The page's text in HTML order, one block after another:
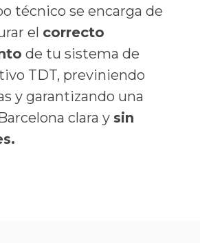
técnico se encarga de
el correcto
de tu sistema de
TDT, previniendo
y garantizando una
clara y sin